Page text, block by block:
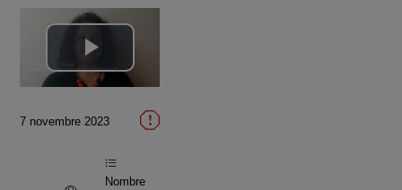
Lire
la
vidéo
7 novembre 2023
Nombre